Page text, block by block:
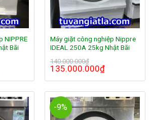
NIPPRE
Bãi
Máy giặt công nghiệp Nippre
IDEAL 250A 25kg Nhật Bãi
140.000.000₫
135.000.000₫
-9%